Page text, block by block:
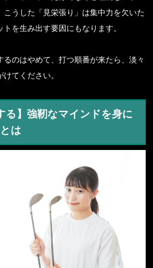
こうした「見栄張り」は集中力を欠いた
トを生み出す要因にもなります。
るのはやめて、打つ順番が来たら、淡々
てください。
る】強靭なマインドを身に
は